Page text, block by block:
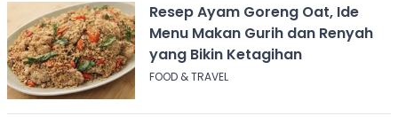
Resep Ayam Goreng Oat, Ide
Menu Makan Gurih dan Renyah
yang Bikin Ketagihan
FOOD & TRAVEL